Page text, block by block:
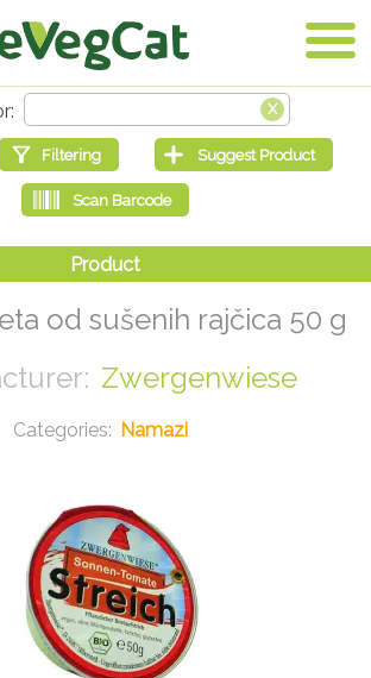
od sušenih rajčica 50 g
Zwergenwiese
Namazi